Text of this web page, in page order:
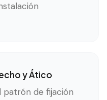
y Ático
patrón de fijación